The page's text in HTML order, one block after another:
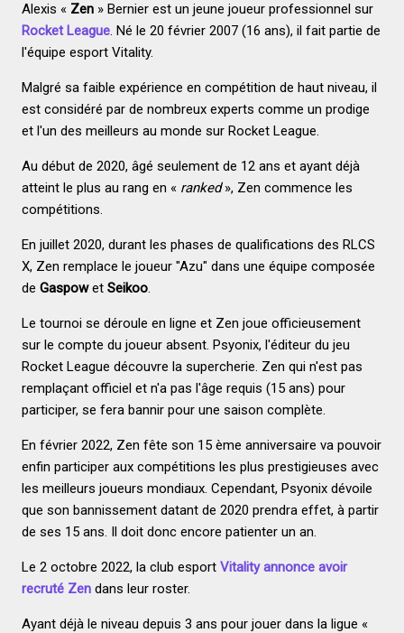
Alexis « Zen » Bernier est un jeune joueur professionnel sur
Rocket League. Né le 20 février 2007 (16 ans), il fait partie de
l'équipe esport Vitality.
Malgré sa faible expérience en compétition de haut niveau, il
est considéré par de nombreux experts comme un prodige
et l'un des meilleurs au monde sur Rocket League.
Au début de 2020, âgé seulement de 12 ans et ayant déjà
atteint le plus au rang en « ranked», Zen commence les
compétitions.
En juillet 2020, durant les phases de qualifications des RLCS
X, Zen remplace le joueur "Azu" dans une équipe composée
de Gaspowet Seikoo.
Le tournoi se déroule en ligne et Zen joue officieusement
sur le compte du joueur absent. Psyonix, l'éditeur du jeu
Rocket League découvre la supercherie. Zen qui n'est pas
remplaçant officiel et n'a pas l'âge requis (15 ans) pour
participer, se fera bannir pour une saison complète.
En février 2022, Zen fête son 15 ème anniversaire va pouvoir
enfin participer aux compétitions les plus prestigieuses avec
les meilleurs joueurs mondiaux. Cependant, Psyonix dévoile
que son bannissement datant de 2020 prendra effet, à partir
de ses 15 ans. Il doit donc encore patienter un an.
Le 2 octobre 2022, la club esport Vitality annonce avoir
recruté Zendans leur roster.
Ayant déjà le niveau depuis 3 ans pour jouer dans la ligue «